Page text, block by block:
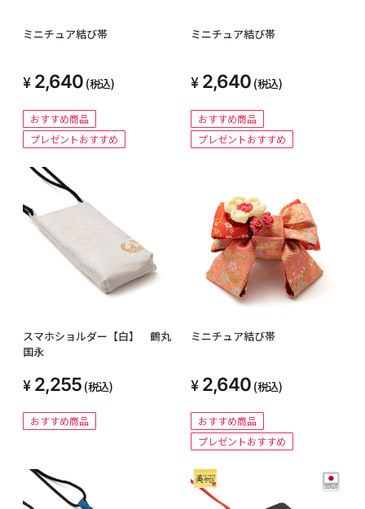
ミニチュア結び帯
2,640 (税込)
おすすめ商品
プレゼントおすすめ
ミニチュア結び帯
2,640 (税込)
おすすめ商品
プレゼントおすすめ
スマホショルダー【白】 鶴丸
国永
2,255 (税込)
おすすめ商品
ミニチュア結び帯
2,640 (税込)
おすすめ商品
プレゼントおすすめ